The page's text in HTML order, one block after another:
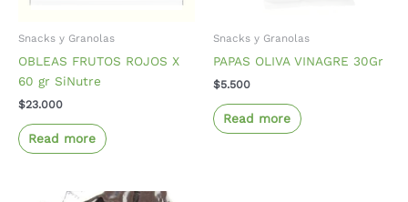
Snacks y Granolas
OBLEAS FRUTOS ROJOS X
60 gr SiNutre
$23.000
Read more
Snacks y Granolas
PAPAS OLIVA VINAGRE 30Gr
$5.500
Read more